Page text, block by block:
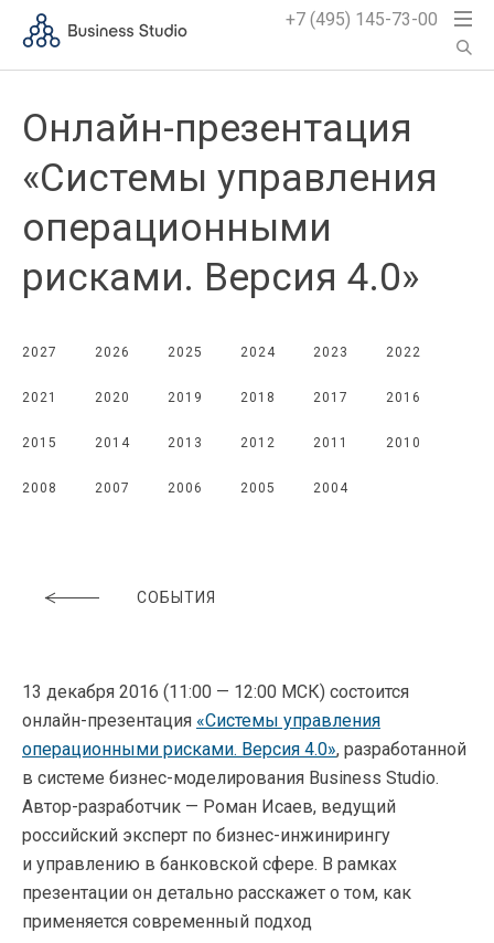
+7 (495) 145-73-00
Онлайн-презентация
«Системы управления
операционными
рисками. Версия 4.0»
2027 2026 2025 2024 2023 2022
2021 2020 2019 2018 2017 2016
2015 2014 2013 2012 2011 2010
2008 2007 2006 2005 2004
СОБЫТИЯ
13 декабря 2016 (11:00 — 12:00 МСК) состоится
онлайн-презентация «Системы управления
операционными рисками. Версия 4.0», разработанной
в системе бизнес-моделирования Business Studio.
Автор-разработчик — Роман Исаев, ведущий
российский эксперт по бизнес-инжинирингу
и управлению в банковской сфере. В рамках
презентации он детально расскажет о том, как
применяется современный подход